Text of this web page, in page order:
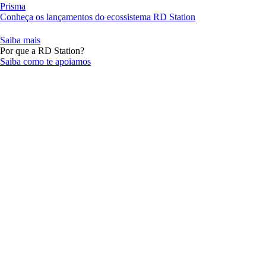
Prisma
Conheça os lançamentos do ecossistema RD Station
Saiba mais
Por que a RD Station?
Saiba como te apoiamos